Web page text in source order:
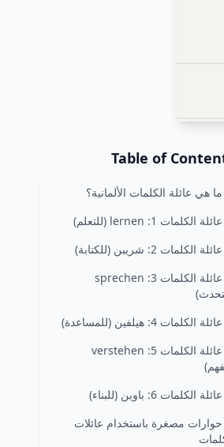
Table of
4. عائلة الكلمات 3: sprechen
6. عائلة الكلمات 5: verstehen
حوارات مصغرة باستخدام عائلات